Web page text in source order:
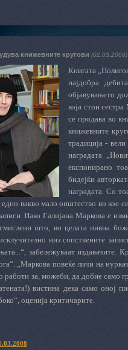
книжевните кругови (02.03.2008)
Книгата
најдобра
објавувањето
која стои
се продава во
книжевните
традиција -
наградата
експонирано
бидејќи
наградата. Со
вакво мало општество во кое
Иако Галијана Маркова е
што, во целата нивна
низ сопствените
забележуваат издавачите.
„Маркова повеќе личи на
работи за, можеби, да добие само
вистина дека само оној
оценија критичарите.